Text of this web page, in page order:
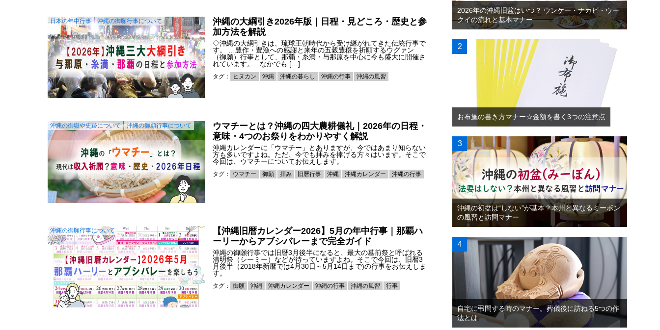
日本の年中行事 沖縄の御願行事について
沖縄の大綱引き2026年版｜日程・見どころ・歴史と参
加方法を解説
◇沖縄の大綱引きは、琉球王朝時代から受け継がれてきた伝統行事で
す。 …豊作・豊漁への感謝と来年の五穀豊穣を祈願するウグァン
（御願）行事として、那覇・糸満・与那原を中心に今も盛大に開催さ
れています。 なかでも […]
タグ： ヒヌカン 沖縄 沖縄の暮らし 沖縄の行事 沖縄の風習
沖縄の御嶽や史跡について 沖縄の御願行事について
ウマチーとは？沖縄の四大農耕儀礼｜2026年の日程・
意味・4つのお祭りをわかりやすく解説
沖縄カレンダーに「ウマチー」とありますが、今ではあまり知らない
方も多いですよね。ただ、今でも拝みを捧げる方々はいます。そこで
今回は、ウマチーについてお伝えします。
タグ： ウマチー 御願 拝み 旧暦行事 沖縄 沖縄カレンダー 沖縄の行事
沖縄の御願行事について
【沖縄旧暦カレンダー2026】5月の年中行事｜那覇ハ
ーリーからアブシバレーまで完全ガイド
沖縄の御願行事では旧暦3月後半になると、最大の墓前祭と呼ばれる
清明祭（シーミー）などが待っていますよね。そこで今回は、旧暦3
月後半（2018年新暦では4月30日～5月14日まで)の行事をお伝えしま
す。
タグ： 御願 沖縄 沖縄カレンダー 沖縄の行事 沖縄の風習 行事
2026年の沖縄旧盆はいつ？ ウンケー・ナカビ・ウー
クイの流れと基本マナー
お布施の書き方マナー☆金額を書く3つの注意点
沖縄の初盆は“しない”が基本？本州と異なるミーボン
の風習と訪問マナー
自宅に弔問する時のマナー。葬儀後に訪ねる5つの作
法とは